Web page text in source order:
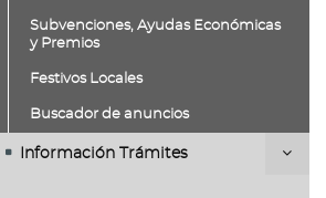
Subvenciones, Ayudas Económicas
y Premios
Festivos Locales
Buscador de anuncios
Información Trámites